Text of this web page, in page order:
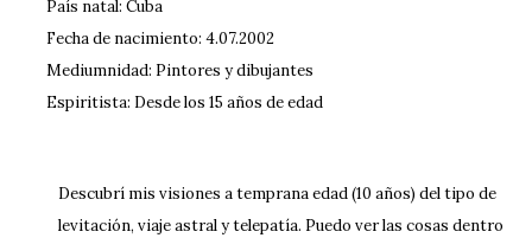
País natal: Cuba
Fecha de nacimiento: 4.07.2002
Mediumnidad: Pintores y dibujantes
Espiritista: Desde los 15 años de edad
Descubrí mis visiones a temprana edad (10 años) del tipo de
levitación, viaje astral y telepatía. Puedo ver las cosas dentro